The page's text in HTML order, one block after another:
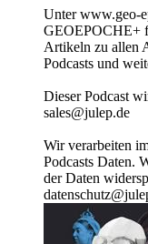
Unter www.geo-
GEOEPOCHE+
Artikeln zu allen
Podcasts und
Dieser Podcast
sales@julep.de
Wir verarbeiten
Podcasts Daten.
der Daten